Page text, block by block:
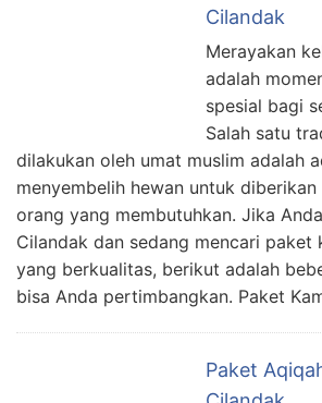
Cilandak
Merayakan
adalah
spesial bagi
Salah satu
dilakukan oleh umat muslim adalah
menyembelih hewan untuk
orang yang membutuhkan. Jika
Cilandak dan sedang mencari paket
yang berkualitas, berikut adalah
bisa Anda pertimbangkan. Paket
Paket